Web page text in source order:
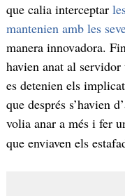
que calia interceptar
mantenien amb les
manera innovadora.
havien anat al servidor
es detenien els
que després s’havien
volia anar a més i fer
que enviaven els